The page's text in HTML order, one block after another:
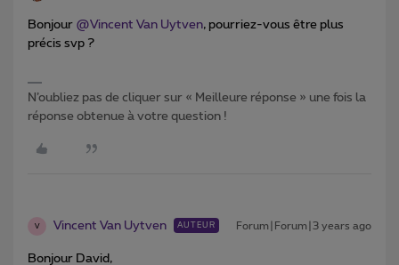
Bonjour @Vincent Van Uytven, pourriez-vous être plus
précis svp ?
N’oubliez pas de cliquer sur « Meilleure réponse » une fois la
réponse obtenue à votre question !
V Vincent Van Uytven AUTEUR Forum|Forum|3 years ago
Bonjour David,